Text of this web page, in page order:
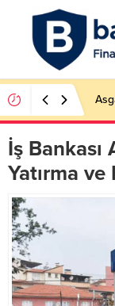
İş Bankası
Yatırma ve